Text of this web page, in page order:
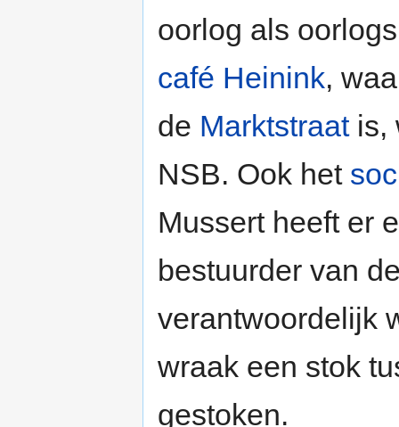
oorlog als
café Heinink,
de Marktstraatis,
NSB. Ook het
Mussert heeft er
bestuurder van
verantwoordelijk
wraak een stok
gestoken.